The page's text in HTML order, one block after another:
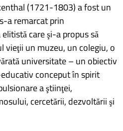
(1721-1803) a fost un
a remarcat prin
care şi-a propus să
vieţii un muzeu, un colegiu, o
universitate – un obiectiv
conceput în spirit
a ştiinţei,
cercetării, dezvoltării şi